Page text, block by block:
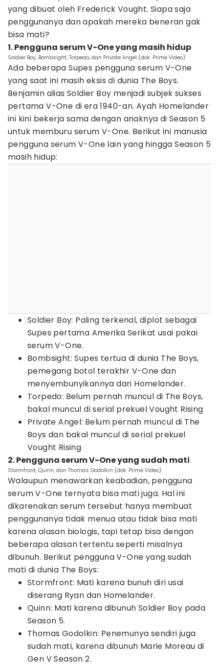
yang dibuat oleh Frederick Vought. Siapa saja
penggunanya dan apakah mereka beneran gak
bisa mati?
1. Pengguna serum V-One yang masih hidup
Soldier Boy, Bombsight, Torpedo, dan Private Angel (dok. Prime Video)
Ada beberapa Supes pengguna serum V-One
yang saat ini masih eksis di dunia The Boys.
Benjamin alias Soldier Boy menjadi subjek sukses
pertama V-One di era 1940-an. Ayah Homelander
ini kini bekerja sama dengan anaknya di Season 5
untuk memburu serum V-One. Berikut ini manusia
pengguna serum V-One lain yang hingga Season 5
masih hidup:
Soldier Boy: Paling terkenal, diplot sebagai
Supes pertama Amerika Serikat usai pakai
serum V-One.
Bombsight: Supes tertua di dunia The Boys,
pemegang botol terakhir V-One dan
menyembunyikannya dari Homelander.
Torpedo: Belum pernah muncul di The Boys,
bakal muncul di serial prekuel Vought Rising
Private Angel: Belum pernah muncul di The
Boys dan bakal muncul di serial prekuel
Vought Rising
2. Pengguna serum V-One yang sudah mati
Stormfront, Quinn, dan Thomas Godolkin (dok. Prime Video)
Walaupun menawarkan keabadian, pengguna
serum V-One ternyata bisa mati juga. Hal ini
dikarenakan serum tersebut hanya membuat
penggunanya tidak menua atau tidak bisa mati
karena alasan biologis, tapi tetap bisa dengan
beberapa alasan tertentu seperti misalnya
dibunuh. Berikut pengguna V-One yang sudah
mati di dunia The Boys:
Stormfront: Mati karena bunuh diri usai
diserang Ryan dan Homelander.
Quinn: Mati karena dibunuh Soldier Boy pada
Season 5.
Thomas Godolkin: Penemunya sendiri juga
sudah mati, karena dibunuh Marie Moreau di
Gen V Season 2.